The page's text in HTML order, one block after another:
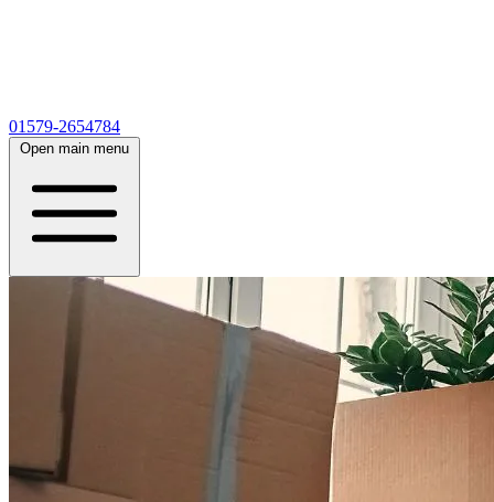
01579-2654784
Open main menu